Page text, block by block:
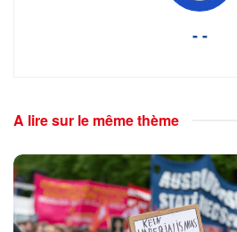
- -
A lire sur le même thème